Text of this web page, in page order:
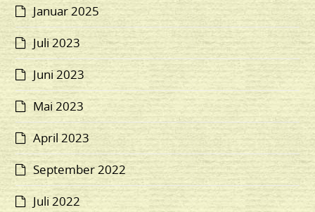
Januar 2025
Juli 2023
Juni 2023
Mai 2023
April 2023
September 2022
Juli 2022